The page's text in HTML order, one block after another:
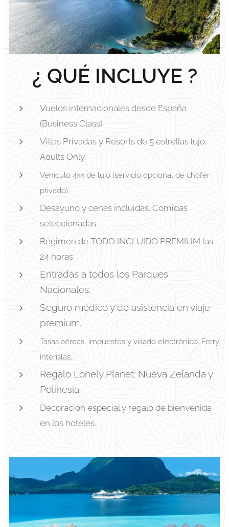
¿ QUÉ INCLUYE ?
Vuelos internacionales desde España
(Business Class).
Villas Privadas y Resorts de 5 estrellas lujo.
Adults Only.
Vehículo 4x4 de lujo (servicio opcional de chófer
privado).
Desayuno y cenas incluidas. Comidas
seleccionadas.
Régimen de TODO INCLUIDO PREMIUM las
24 horas.
Entradas a todos los Parques
Nacionales.
Seguro médico y de asistencia en viaje
premium.
Tasas aéreas, impuestos y visado electrónico. Ferry
interislas.
Regalo Lonely Planet: Nueva Zelanda y
Polinesia.
Decoración especial y regalo de bienvenida
en los hoteles.